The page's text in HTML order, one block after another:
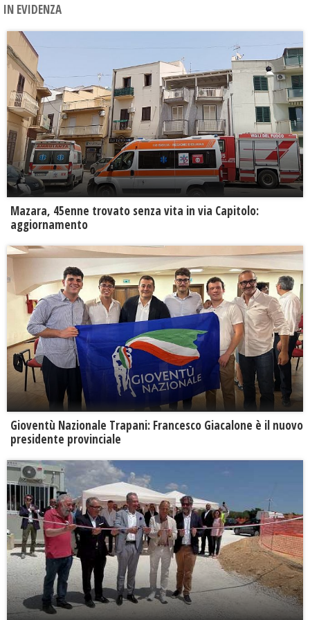
IN EVIDENZA
Mazara, 45enne trovato senza vita in via Capitolo:
aggiornamento
Gioventù Nazionale Trapani: Francesco Giacalone è il nuovo
presidente provinciale